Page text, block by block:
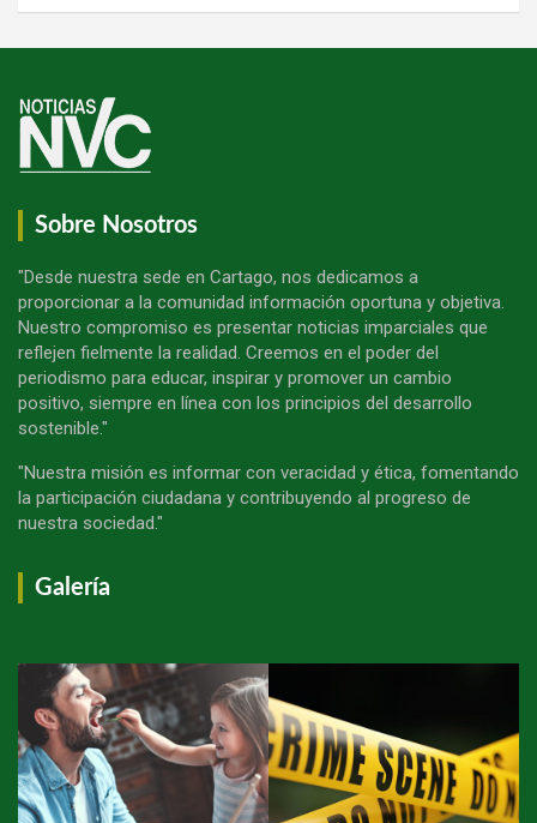
Sobre Nosotros
"Desde nuestra sede en Cartago, nos dedicamos a
proporcionar a la comunidad información oportuna y objetiva.
Nuestro compromiso es presentar noticias imparciales que
reflejen fielmente la realidad. Creemos en el poder del
periodismo para educar, inspirar y promover un cambio
positivo, siempre en línea con los principios del desarrollo
sostenible."
"Nuestra misión es informar con veracidad y ética, fomentando
la participación ciudadana y contribuyendo al progreso de
nuestra sociedad."
Galería